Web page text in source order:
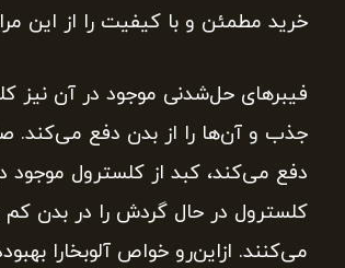
خرید مطمئن و با کیفیت را از این
فیبرهای حل‌شدنی موجود در آن نیز
جذب و آن‌ها را از بدن دفع می‌کند.
دفع می‌کند، کبد از کلسترول موجود
کلسترول در حال گردش را در بدن کم
می‌کنند. ازاین‌رو خواص آلوبخارا